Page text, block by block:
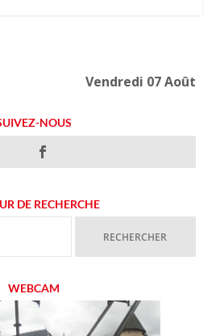
Vendredi 07 Août
NOUS
DE RECHERCHE
WEBCAM